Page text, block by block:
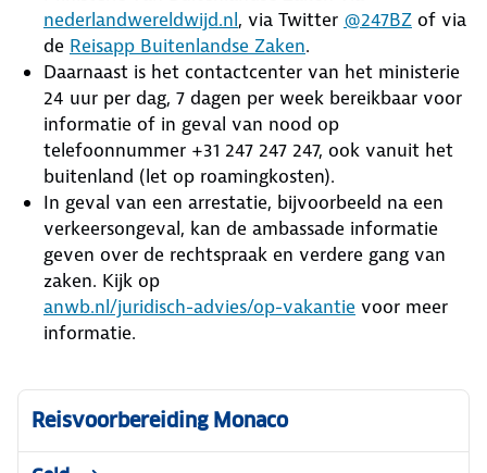
nederlandwereldwijd.nl, via Twitter @247BZ of via
de Reisapp Buitenlandse Zaken.
Daarnaast is het contactcenter van het ministerie
24 uur per dag, 7 dagen per week bereikbaar voor
informatie of in geval van nood op
telefoonnummer +31 247 247 247, ook vanuit het
buitenland (let op roamingkosten).
In geval van een arrestatie, bijvoorbeeld na een
verkeersongeval, kan de ambassade informatie
geven over de rechtspraak en verdere gang van
zaken. Kijk op
anwb.nl/juridisch-advies/op-vakantie voor meer
informatie.
Reisvoorbereiding Monaco